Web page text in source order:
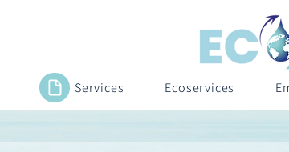
Services Ecoservices